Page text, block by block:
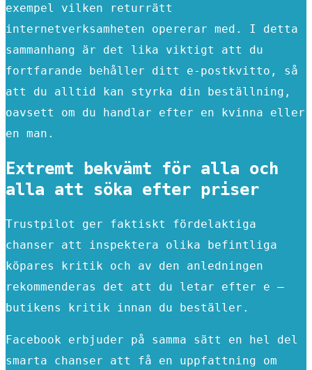
exempel vilken returrätt
internetverksamheten opererar med. I detta
sammanhang är det lika viktigt att du
fortfarande behåller ditt e-postkvitto, så
att du alltid kan styrka din beställning,
oavsett om du handlar efter en kvinna eller
en man.
Extremt bekvämt för alla och
alla att söka efter priser
Trustpilot ger faktiskt fördelaktiga
chanser att inspektera olika befintliga
köpares kritik och av den anledningen
rekommenderas det att du letar efter e –
butikens kritik innan du beställer.
Facebook erbjuder på samma sätt en hel del
smarta chanser att få en uppfattning om